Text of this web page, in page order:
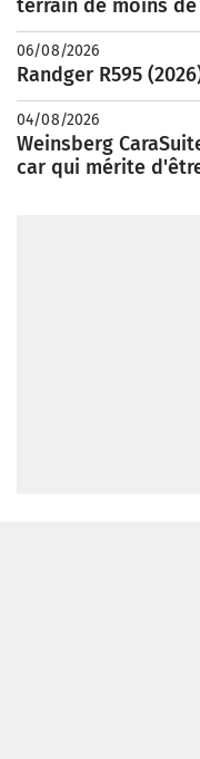
terrain de moins
06/08/2026
Randger R595
04/08/2026
Weinsberg
car qui mérite